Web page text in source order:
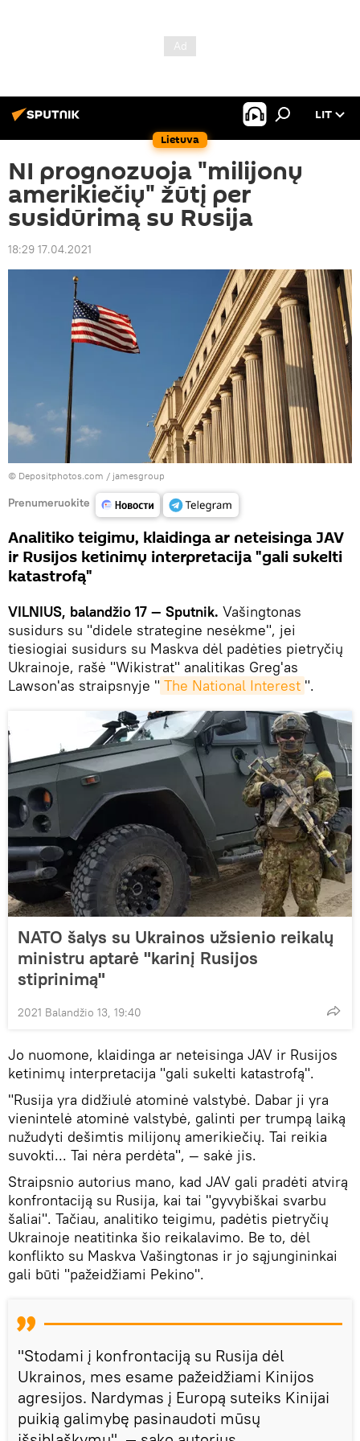
Lietuva
LIT
NI prognozuoja "milijonų
amerikiečių" žūtį per
susidūrimą su Rusija
18:29 17.04.2021
© Depositphotos.com / jamesgroup
Prenumeruokite
Analitiko teigimu, klaidinga ar neteisinga JAV
ir Rusijos ketinimų interpretacija "gali sukelti
katastrofą"
VILNIUS, balandžio 17 — Sputnik. Vašingtonas
susidurs su "didele strategine nesėkme", jei
tiesiogiai susidurs su Maskva dėl padėties pietryčių
Ukrainoje, rašė "Wikistrat" analitikas Greg'as
Lawson'as straipsnyje " The National Interest ".
NATO šalys su Ukrainos užsienio reikalų
ministru aptarė "karinį Rusijos
stiprinimą"
2021 Balandžio 13, 19:40
Jo nuomone, klaidinga ar neteisinga JAV ir Rusijos
ketinimų interpretacija "gali sukelti katastrofą".
"Rusija yra didžiulė atominė valstybė. Dabar ji yra
vienintelė atominė valstybė, galinti per trumpą laiką
nužudyti dešimtis milijonų amerikiečių. Tai reikia
suvokti... Tai nėra perdėta", — sakė jis.
Straipsnio autorius mano, kad JAV gali pradėti atvirą
konfrontaciją su Rusija, kai tai "gyvybiškai svarbu
šaliai". Tačiau, analitiko teigimu, padėtis pietryčių
Ukrainoje neatitinka šio reikalavimo. Be to, dėl
konflikto su Maskva Vašingtonas ir jo sąjungininkai
gali būti "pažeidžiami Pekino".
"Stodami į konfrontaciją su Rusija dėl
Ukrainos, mes esame pažeidžiami Kinijos
agresijos. Nardymas į Europą suteiks Kinijai
puikią galimybę pasinaudoti mūsų